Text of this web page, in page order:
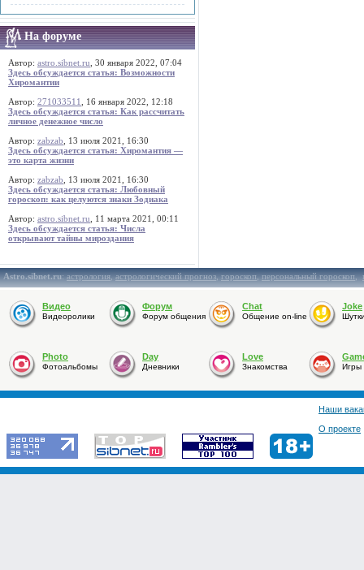
На форуме
Автор: astro.sibnet.ru , 30 января 2022, 07:04
Здесь обсуждается статья: Возможности
Хиромантии
Автор: 271033511
, 16 января 2022, 12:18
Здесь обсуждается статья: Как рассчитать
личное денежное число
Автор: zabzab , 13 июля 2021, 16:30
Здесь обсуждается статья: Хиромантия —
это карта жизни
Автор: zabzab , 13 июля 2021, 16:30
Здесь обсуждается статья: Любовный
гороскоп: как целуются знаки Зодиака
Автор: astro.sibnet.ru , 11 марта 2021, 00:11
Здесь обсуждается статья: Числа
открывают тайны мироздания
Astro.sibnet.ru:астрология,астрологический прогноз,гороскоп,персональный гороскоп,
Видео
Видеоролики
Форум
Форум общения
Chat
Общение on-line
Joke
Photo
Фотоальбомы
Day
Дневники
Love
Знакомства Игры
Наши
О проекте